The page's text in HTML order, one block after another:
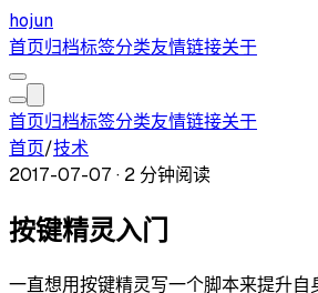
hojun
首页归档标签分类友情链接关于
首页归档标签分类友情链接关于
首页/技术
2017-07-07 · 2 分钟阅读
按键精灵入门
一直想用按键精灵写一个脚本来提升自